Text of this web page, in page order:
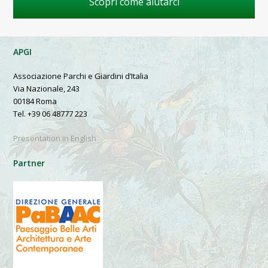
APGI
Associazione Parchi e Giardini d’Italia
Via Nazionale, 243
00184 Roma
Tel. +39 06 48777 223
Presentation in English
Partner